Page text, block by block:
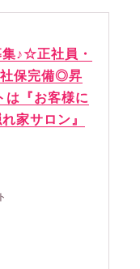
♪☆正社員・
保完備◎昇
『お客様に
家サロン』